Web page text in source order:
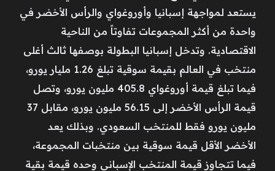
يستعد لمواجهة إسبانيا وأوروغواي والرأس الأخضر في
واحدة من أكثر المجموعات تفاوتاً من الناحية
الاقتصادية. وتدخل إسبانيا البطولة بوصفها ثالث أغلى
منتخب في العالم بقيمة سوقية تبلغ 1.26 مليار يورو،
فيما تبلغ قيمة أوروغواي 405.8 مليون يورو، وتصل
قيمة الرأس الأخضر إلى 56.15 مليون يورو، مقابل 37
مليون يورو فقط للمنتخب السعودي. وبذلك يعد
الأخضر الأقل قيمة سوقية بين منتخبات المجموعة،
فيما تتجاوز قيمة المنتخب الإسباني وحده قيمة بقية